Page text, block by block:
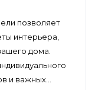
позволяет
интерьера,
дома.
и важных…